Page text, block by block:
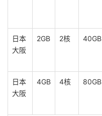
日本
大阪
2GB 2核 40GB
日本
大阪
4GB 4核 80GB